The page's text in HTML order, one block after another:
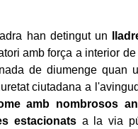
han detingut un
amb força a interior
de diumenge quan
ciutadana a
amb nombrosos
estacionatsa la via